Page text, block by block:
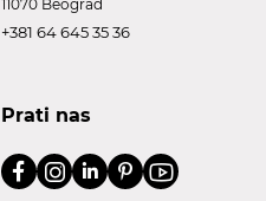
11070 Beograd
+381 64 645 35 36
Prati nas